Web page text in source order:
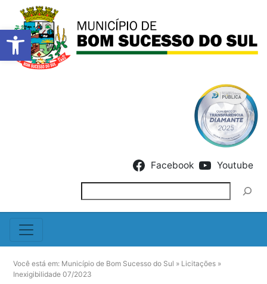
Barra de Ferramentas
Facebook Youtube
Você está em: Município de Bom Sucesso do Sul » Licitações »
Inexigibilidade 07/2023